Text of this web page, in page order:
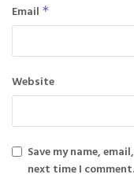
Email *
Website
Save my name,
next time I comment.